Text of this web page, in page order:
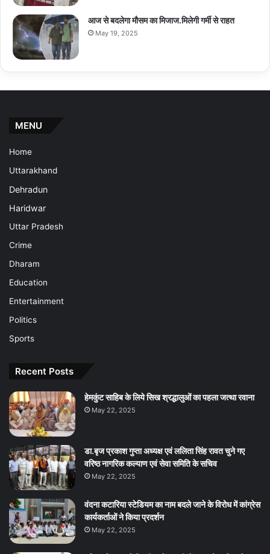
आज से बदलेगा मौसम का मिजाज.मिलेगी गर्मी से राहत
May 19, 2025
MENU
Home
Uttarakhand
Dehradun
Haridwar
Uttar Pradesh
Crime
Dharam
Education
Entertainment
Politics
Sports
Recent Posts
हेमकुंट साहिब के लिये सिख श्रद्धालुओं का पहला जत्था रवाना
May 22, 2025
डा.बृज प्रकाश गुप्ता अध्यक्ष एवं ललिता सिंह रावत चुने गए
वरिष्ठ नागरिक कल्याण एवं सेवा समिति के सचिव
May 22, 2025
वंदना कटारिया स्टेडियम का नाम बदले जाने के विरोध में कांग्रेस
कार्यकर्ताओं ने किया प्रदर्शन
May 22, 2025